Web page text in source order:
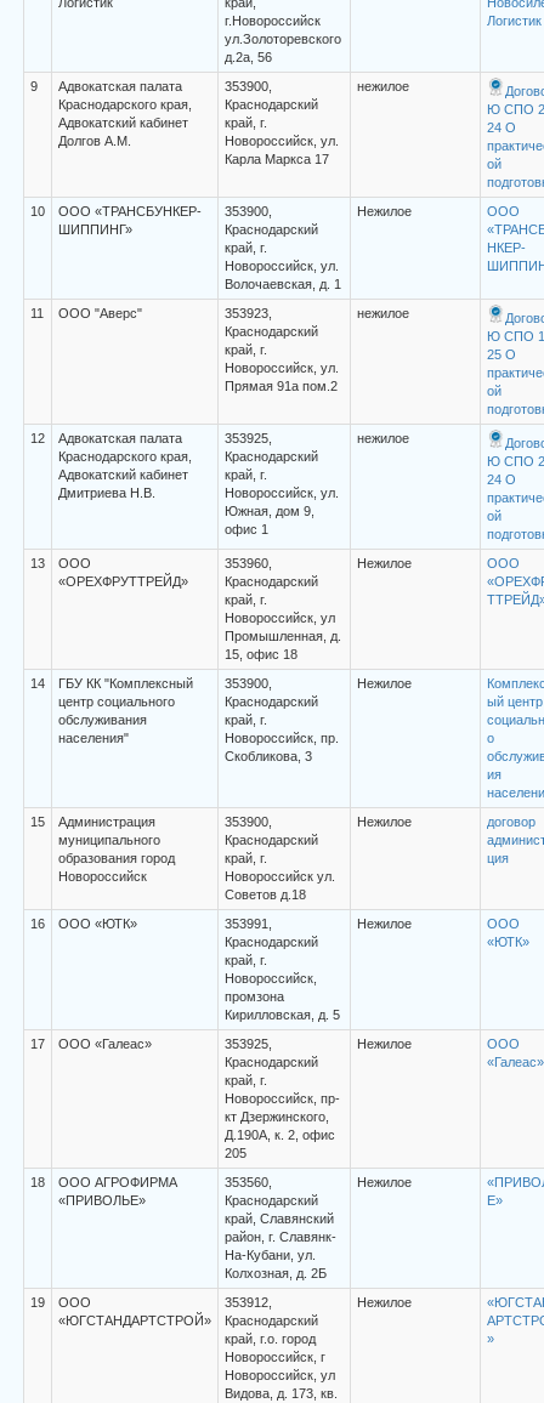
г.Новороссийск
ул.Золоторевского
д.2а, 56
Логистик
9
Адвокатская палата
Краснодарского края,
Адвокатский кабинет
Долгов А.М.
353900,
Краснодарский
край, г.
Новороссийск, ул.
Карла Маркса 17
нежилое
Ю СПО
24 О
ой
10
ООО «ТРАНСБУНКЕР-
ШИППИНГ»
353900,
Краснодарский
край, г.
Новороссийск, ул.
Волочаевская, д. 1
Нежилое
ООО
НКЕР-
11 ООО "Аверс"
353923,
Краснодарский
край, г.
Новороссийск, ул.
Прямая 91а пом.2
нежилое
Ю СПО
25 О
ой
12
Адвокатская палата
Краснодарского края,
Адвокатский кабинет
Дмитриева Н.В.
353925,
Краснодарский
край, г.
Новороссийск, ул.
Южная, дом 9,
офис 1
нежилое
Ю СПО
24 О
ой
13
ООО
«ОРЕХФРУТТРЕЙД»
353960,
Краснодарский
край, г.
Новороссийск, ул
Промышленная, д.
15, офис 18
Нежилое
ООО
14
ГБУ КК "Комплексный
центр социального
обслуживания
населения"
353900,
Краснодарский
край, г.
Новороссийск, пр.
Скобликова, 3
Нежилое
ый центр
о
ия
15
Администрация
муниципального
образования город
Новороссийск
353900,
Краснодарский
край, г.
Новороссийск ул.
Советов д.18
Нежилое
договор
ция
16 ООО «ЮТК»
353991,
Краснодарский
край, г.
Новороссийск,
промзона
Кирилловская, д. 5
Нежилое
ООО
«ЮТК»
17 ООО «Галеас»
353925,
Краснодарский
край, г.
Новороссийск, пр-
кт Дзержинского,
Д.190А, к. 2, офис
205
Нежилое
ООО
«Галеас»
18
ООО АГРОФИРМА
«ПРИВОЛЬЕ»
353560,
Краснодарский
край, Славянский
район, г. Славянк-
На-Кубани, ул.
Колхозная, д. 2Б
Нежилое
Е»
19
ООО
«ЮГСТАНДАРТСТРОЙ»
353912,
Краснодарский
край, г.о. город
Новороссийск, г
Новороссийск, ул
Видова, д. 173, кв.
Нежилое
»